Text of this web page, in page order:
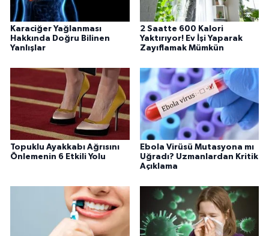
Karaciğer Yağlanması
Hakkında Doğru Bilinen
Yanlışlar
2 Saatte 600 Kalori
Yaktırıyor! Ev İşi Yaparak
Zayıflamak Mümkün
Topuklu Ayakkabı Ağrısını
Önlemenin 6 Etkili Yolu
Ebola Virüsü Mutasyona mı
Uğradı? Uzmanlardan Kritik
Açıklama